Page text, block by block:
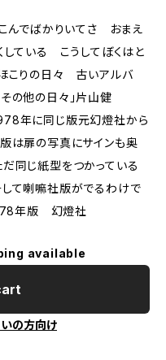
んでばかりいてさ おまえ
ている こうしてぼくはと
こりの日々 古いアルバ
他の日々」片山健
年に同じ版元幻燈社から
は扉の写真にサインも奥
同じ紙型をつかっている
て喇嘛社版がでるわけで
年版 幻燈社
available
の方向け